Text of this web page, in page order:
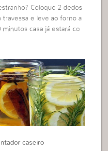
Coloque 2 dedos
e leve ao forno a
casa já estará co
caseiro